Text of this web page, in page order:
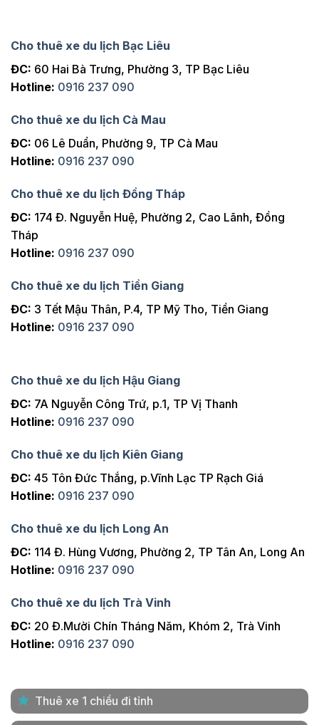
Cho thuê xe du lịch Bạc Liêu
ĐC: 60 Hai Bà Trưng, Phường 3, TP Bạc Liêu
Hotline: 0916 237 090
Cho thuê xe du lịch Cà Mau
ĐC: 06 Lê Duẩn, Phường 9, TP Cà Mau
Hotline: 0916 237 090
Cho thuê xe du lịch Đồng Tháp
ĐC: 174 Đ. Nguyễn Huệ, Phường 2, Cao Lãnh, Đồng
Tháp
Hotline: 0916 237 090
Cho thuê xe du lịch Tiền Giang
ĐC: 3 Tết Mậu Thân, P.4, TP Mỹ Tho, Tiền Giang
Hotline: 0916 237 090
Cho thuê xe du lịch Hậu Giang
ĐC: 7A Nguyễn Công Trứ, p.1, TP Vị Thanh
Hotline: 0916 237 090
Cho thuê xe du lịch Kiên Giang
ĐC: 45 Tôn Đức Thắng, p.Vĩnh Lạc TP Rạch Giá
Hotline: 0916 237 090
Cho thuê xe du lịch Long An
ĐC: 114 Đ. Hùng Vương, Phường 2, TP Tân An, Long An
Hotline: 0916 237 090
Cho thuê xe du lịch Trà Vinh
ĐC: 20 Đ.Mười Chín Tháng Năm, Khóm 2, Trà Vinh
Hotline: 0916 237 090
Thuê xe 1 chiều đi tỉnh